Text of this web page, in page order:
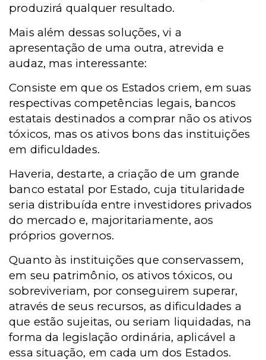
produzirá qualquer resultado.
Mais além dessas soluções, vi a
apresentação de uma outra, atrevida e
audaz, mas interessante:
Consiste em que os Estados criem, em suas
respectivas competências legais, bancos
estatais destinados a comprar não os ativos
tóxicos, mas os ativos bons das instituições
em dificuldades.
Haveria, destarte, a criação de um grande
banco estatal por Estado, cuja titularidade
seria distribuída entre investidores privados
do mercado e, majoritariamente, aos
próprios governos.
Quanto às instituições que conservassem,
em seu patrimônio, os ativos tóxicos, ou
sobreviveriam, por conseguirem superar,
através de seus recursos, as dificuldades a
que estão sujeitas, ou seriam liquidadas, na
forma da legislação ordinária, aplicável a
essa situação, em cada um dos Estados.